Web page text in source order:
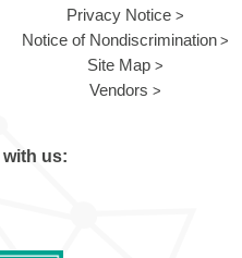
Privacy Notice
Notice of Nondiscrimination
Site Map
Vendors
us: